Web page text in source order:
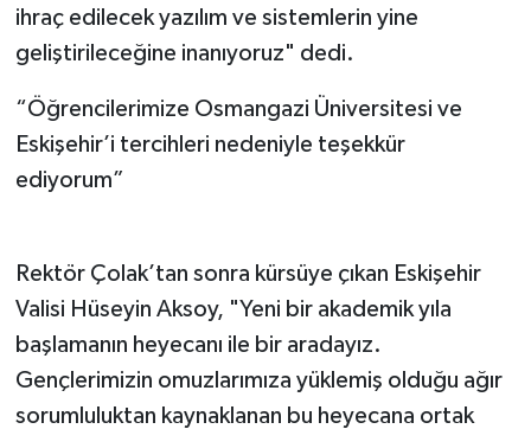
ihraç edilecek yazılım ve sistemlerin yine
geliştirileceğine inanıyoruz" dedi.
“Öğrencilerimize Osmangazi Üniversitesi ve
Eskişehir’i tercihleri nedeniyle teşekkür
ediyorum”
Rektör Çolak’tan sonra kürsüye çıkan Eskişehir
Valisi Hüseyin Aksoy, "Yeni bir akademik yıla
başlamanın heyecanı ile bir aradayız.
Gençlerimizin omuzlarımıza yüklemiş olduğu ağır
sorumluluktan kaynaklanan bu heyecana ortak